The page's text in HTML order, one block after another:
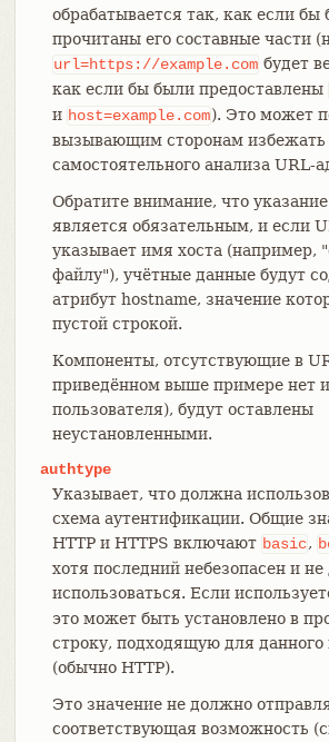
обрабатывается так, как если бы
прочитаны его составные части
url=https://example.com будет
как если бы были предоставлены
и host=example.com). Это может
вызывающим сторонам избежать
самостоятельного анализа URL-
Обратите внимание, что
является обязательным, и если
указывает имя хоста (например,
файлу"), учётные данные будут
атрибут hostname, значение
пустой строкой.
Компоненты, отсутствующие в
приведённом выше примере нет
пользователя), будут оставлены
неустановленными.
authtype
Указывает, что должна
схема аутентификации. Общие
HTTP и HTTPS включают basic,
хотя последний небезопасен и
использоваться. Если
это может быть установлено в
строку, подходящую для данного
(обычно HTTP).
Это значение не должно
соответствующая возможность